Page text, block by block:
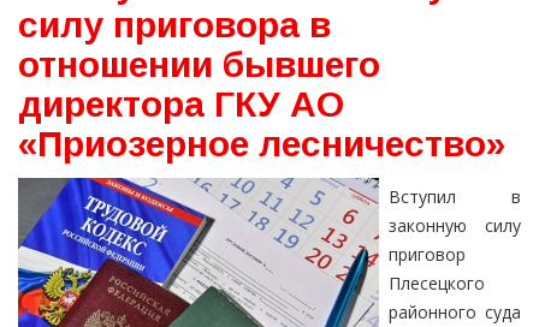
силу приговора в
отношении бывшего
директора ГКУ АО
«Приозерное лесничество»
Вступил в
законную силу
приговор
Плесецкого
районного суда